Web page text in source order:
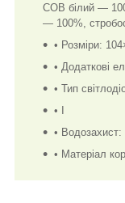
COB білий —
— 100%,
• Розміри:
• Додаткові
• Тип
• І
•
• Матеріал